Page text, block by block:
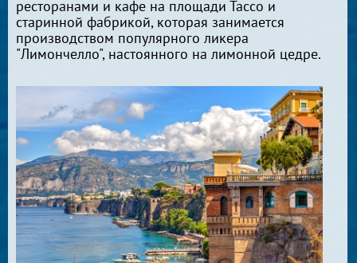
ресторанами и кафе на площади Тассо и
старинной фабрикой, которая занимается
производством популярного ликера
"Лимончелло", настоянного на лимонной цедре.